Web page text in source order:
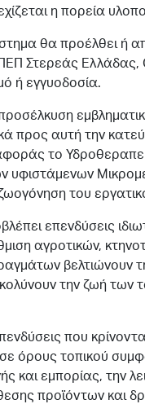
η πορεία
θα προέλθει ή
Στερεάς Ελλάδας,
ή εγγυοδοσία.
προς αυτή την
το
υφιστάμενων
του
επενδύσεις
αγροτικών,
βελτιώνουν
την ζωή των
που
όρους τοπικού
εμπορίας, την
προϊόντων και